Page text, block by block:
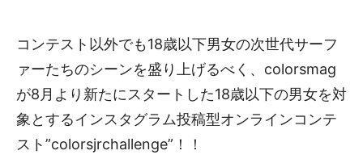
コンテスト以外でも18歳以下男女の次世代サーフ
ァーたちのシーンを盛り上げるべく、colorsmag
が8月より新たにスタートした18歳以下の男女を対
象とするインスタグラム投稿型オンラインコンテ
スト”colorsjrchallenge”！！